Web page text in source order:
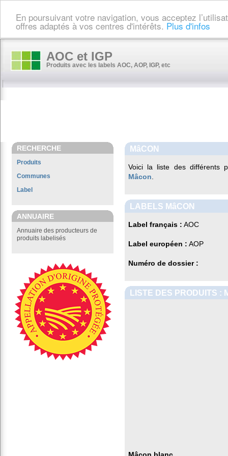
En poursuivant votre navigation, vous acceptez
offres adaptés à vos centres d'intérêts. Plus d'infos
AOC et IGP
Produits avec les labels AOC, AOP, IGP, etc
RECHERCHE
Produits
Communes
Label
ANNUAIRE
Annuaire des producteurs de
produits labelisés
MâCON
Voici la liste des différents
Mâcon
LABELS MâCON
Label français : AOC
Label européen : AOP
Numéro de dossier :
LISTE DES PRODUITS :